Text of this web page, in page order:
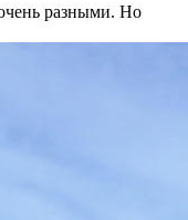
разными. Но